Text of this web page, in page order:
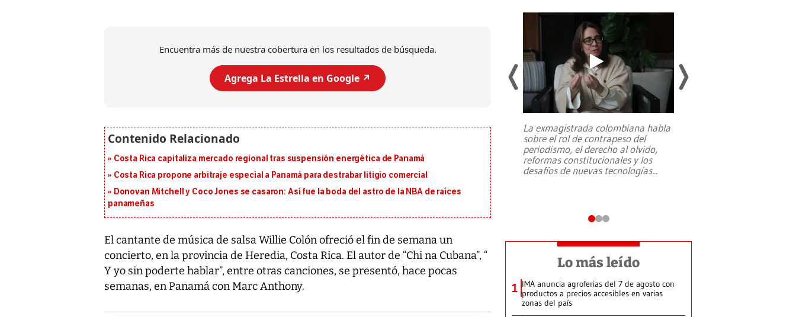
Encuentra más de nuestra cobertura en los resultados de búsqueda.
Agrega La Estrella en Google ↗️
Costa Rica capitaliza mercado regional tras suspensión energética de Panamá
Costa Rica propone arbitraje especial a Panamá para destrabar litigio comercial
Donovan Mitchell y Coco Jones se casaron: Así fue la boda del astro de la NBA de raíces
panameñas
El cantante de música de salsa Willie Colón ofreció el fin de semana un
concierto, en la provincia de Heredia, Costa Rica. El autor de “Chi na Cubana”, “
Y yo sin poderte hablar”, entre otras canciones, se presentó, hace pocas
semanas, en Panamá con Marc Anthony.
al sur de Japón, provocando una
La exmagistrada colombiana habla
sobre el rol de contrapeso del
periodismo, el derecho al olvido,
reformas constitucionales y los
desafíos de nuevas tecnologías...
Lo más leído
1 IMA anuncia agroferias del 7 de agosto con
productos a precios accesibles en varias
zonas del país